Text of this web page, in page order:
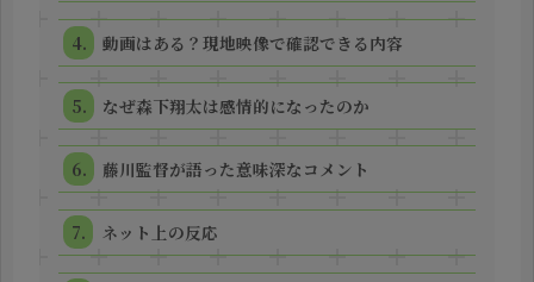
動画はある？現地映像で確認できる内容
なぜ森下翔太は感情的になったのか
藤川監督が語った意味深なコメント
ネット上の反応